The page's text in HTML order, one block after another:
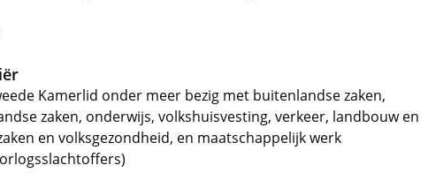
Kamerlid onder meer bezig met buitenlandse zaken,
zaken, onderwijs, volkshuisvesting, verkeer, landbouw en
en volksgezondheid, en maatschappelijk werk